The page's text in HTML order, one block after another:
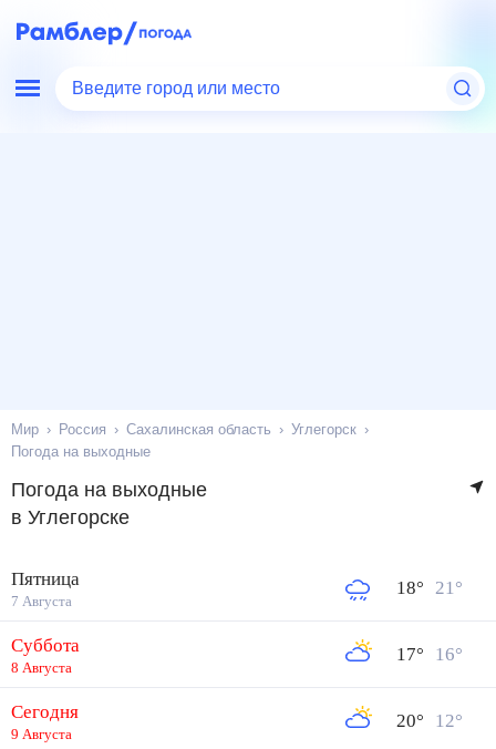
Введите город или место
Мир Россия Сахалинская область
Углегорск
Погода на выходные
Погода на выходные
в Углегорске
Пятница
7 Августа
18° 21°
Суббота
8 Августа
17° 16°
Сегодня
9 Августа
20° 12°